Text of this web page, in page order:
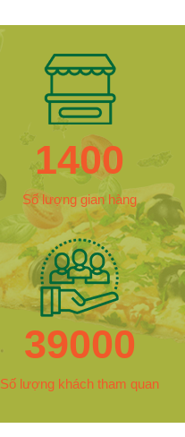
1400
Số lượng gian hàng
39000
Số lượng khách tham quan